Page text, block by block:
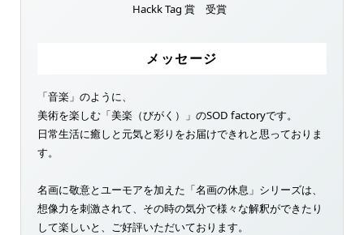
Hackk Tag 賞 受賞
メッセージ
「音楽」のように、
美術を楽しむ「美楽（びがく）」のSOD factoryです。
日常生活に癒しと元気と彩りをお届けできれと思っておりま
す。
名画に敬意とユーモアを加えた「名画の休息」シリーズは、
想像力を刺激されて、その時の気分で様々な解釈ができたり
して楽しいと、ご好評いただいております。